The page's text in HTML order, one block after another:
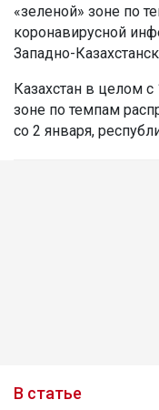
«зеленой» зоне по
коронавирусной
Западно-
Казахстан в целом с
зоне по темпам
со 2 января,
В статье